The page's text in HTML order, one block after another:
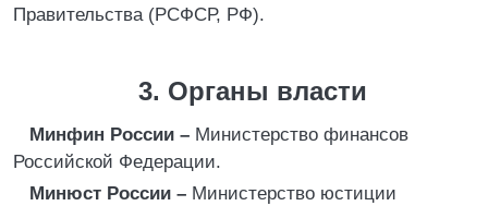
Правительства (РСФСР, РФ).
3. Органы власти
Минфин России – Министерство финансов
Российской Федерации.
Минюст России – Министерство юстиции